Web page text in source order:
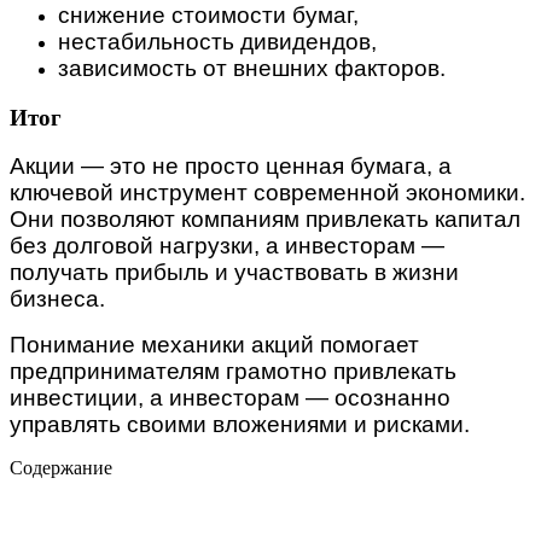
снижение стоимости бумаг,
нестабильность дивидендов,
зависимость от внешних факторов.
Итог
Акции — это не просто ценная бумага, а
ключевой инструмент современной экономики.
Они позволяют компаниям привлекать капитал
без долговой нагрузки, а инвесторам —
получать прибыль и участвовать в жизни
бизнеса.
Понимание механики акций помогает
предпринимателям грамотно привлекать
инвестиции, а инвесторам — осознанно
управлять своими вложениями и рисками.
Содержание